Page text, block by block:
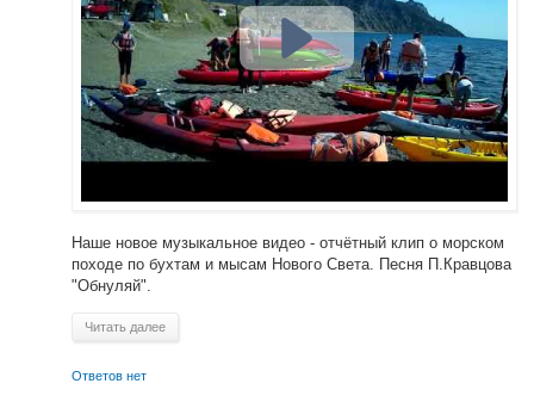
Наше новое музыкальное видео - отчётный клип о морском
походе по бухтам и мысам Нового Света. Песня П.Кравцова
"Обнуляй".
Читать далее
Ответов нет